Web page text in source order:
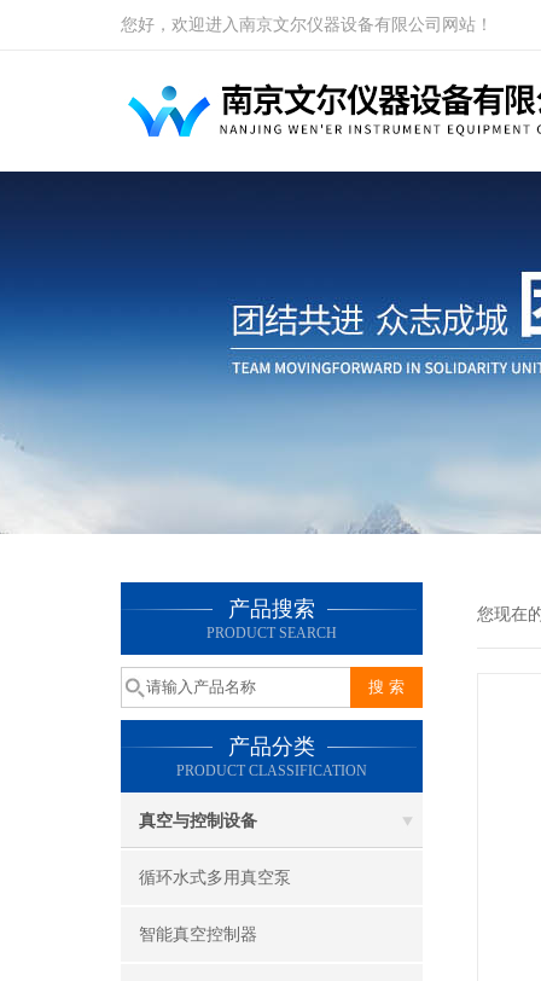
您好，欢迎进入南京文尔仪器设备有限公司网站！
产品搜索
PRODUCT SEARCH
产品分类
PRODUCT CLASSIFICATION
真空与控制设备
循环水式多用真空泵
智能真空控制器
您现在